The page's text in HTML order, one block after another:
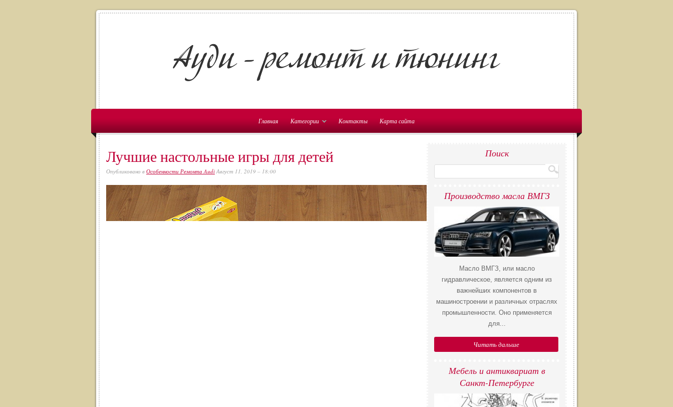
Главная Категории Контакты Карта сайта
Лучшие настольные игры для детей
Опубликовано в Особенности Ремонта AudiАвгуст 11, 2019 – 18:00
Поиск
Производство масла ВМГЗ
Масло ВМГЗ, или масло
гидравлическое, является одним из
важнейших компонентов в
машиностроении и различных отраслях
промышленности. Оно применяется
для...
Читать дальше
Мебель и антиквариат в
Санкт-Петербурге